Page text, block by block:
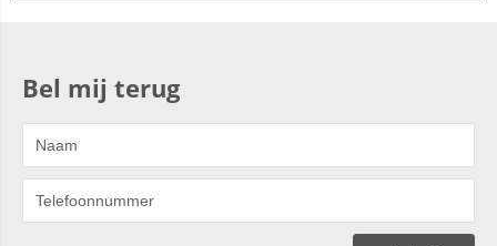
Bel mij terug